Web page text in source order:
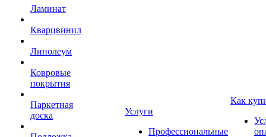
Ламинат
Кварцвинил
Линолеум
Ковровые
покрытия
Паркетная
доска
Услуги
Профессиональные
Как